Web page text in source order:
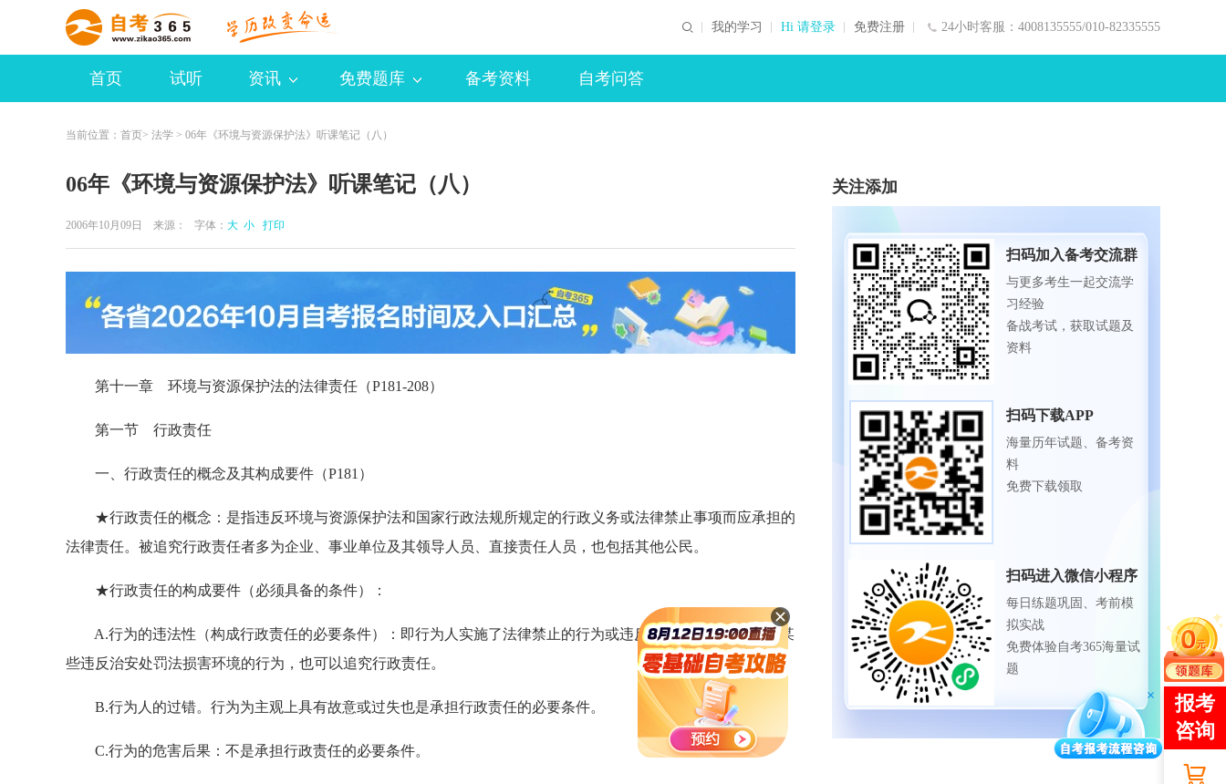
24小时客服：4008135555/010-82335555
我的学习 Hi 请登录 免费注册
首页 试听 资讯 免费题库 备考资料 自考问答
当前位置： 首页> 法学 > 06年《环境与资源保护法》听课笔记（八）
06年《环境与资源保护法》听课笔记（八）
2006年10月09日 来源： 字体： 大 小 打印
第十一章 环境与资源保护法的法律责任（P181-208）
第一节 行政责任
一、行政责任的概念及其构成要件（P181）
★行政责任的概念：是指违反环境与资源保护法和国家行政法规所规定的行政义务或法律禁止事项而应承担的
法律责任。被追究行政责任者多为企业、事业单位及其领导人员、直接责任人员，也包括其他公民。
★行政责任的构成要件（必须具备的条件）：
A.行为的违法性（构成行政责任的必要条件）：即行为人实施了法律禁止的行为或违反了法律规定的义务。某
些违反治安处罚法损害环境的行为，也可以追究行政责任。
B.行为人的过错。行为为主观上具有故意或过失也是承担行政责任的必要条件。
C.行为的危害后果：不是承担行政责任的必要条件。
关注添加
扫码加入备考交流群
与更多考生一起交流学
习经验
备战考试，获取试题及
资料
扫码下载APP
海量历年试题、备考资
料
免费下载领取
扫码进入微信小程序
每日练题巩固、考前模
拟实战
免费体验自考365海量试
题